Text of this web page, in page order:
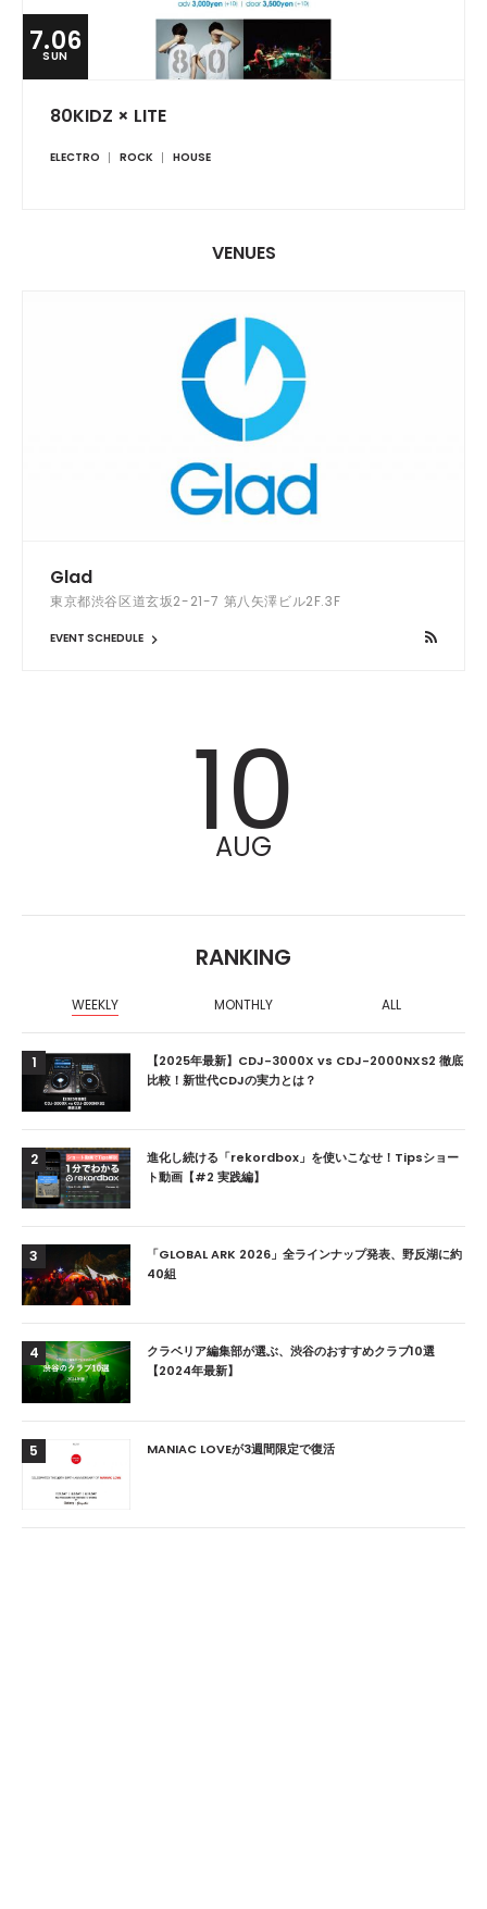
7.06
SUN
80KIDZ × LITE
ELECTRO ROCK HOUSE
VENUES
Glad
東京都渋谷区道玄坂2-21-7 第八矢澤ビル2F.3F
EVENT SCHEDULE
10
AUG
RANKING
WEEKLY MONTHLY ALL
1
【2025年最新】CDJ-3000X vs CDJ-2000NXS2 徹底
比較！新世代CDJの実力とは？
2
進化し続ける「rekordbox」を使いこなせ！Tipsショー
ト動画【#2 実践編】
3
「GLOBAL ARK 2026」全ラインナップ発表、野反湖に約
40組
4
クラベリア編集部が選ぶ、渋谷のおすすめクラブ10選
【2024年最新】
5 MANIAC LOVEが3週間限定で復活